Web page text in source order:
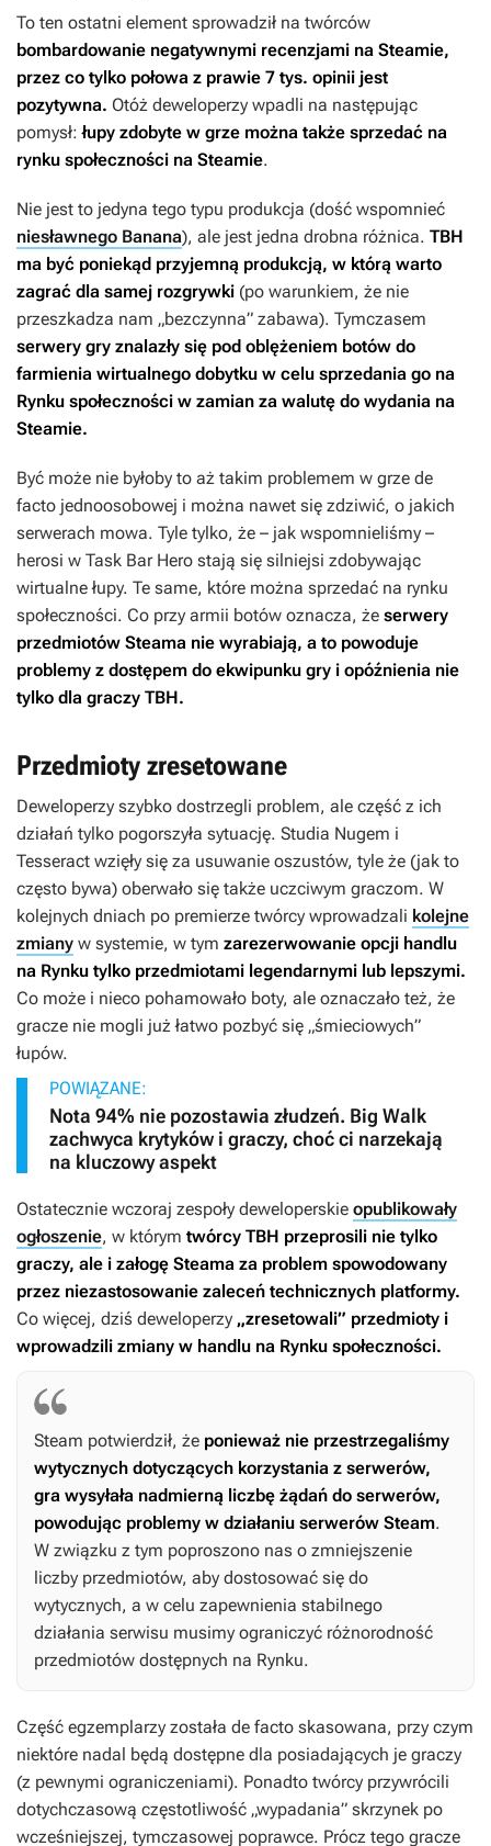
To ten ostatni element sprowadził na twórców
bombardowanie negatywnymi recenzjami na Steamie,
przez co tylko połowa z prawie 7 tys. opinii jest
pozytywna. Otóż deweloperzy wpadli na następując
pomysł:łupy zdobyte w grze można także sprzedać na
rynku społeczności na Steamie.
Nie jest to jedyna tego typu produkcja (dość wspomnieć
niesławnego Banana), ale jest jedna drobna różnica. TBH
ma być poniekąd przyjemną produkcją, w którą warto
zagrać dla samej rozgrywki (po warunkiem, że nie
przeszkadza nam „bezczynna” zabawa). Tymczasem
serwery gry znalazły się pod oblężeniem botów do
farmienia wirtualnego dobytku w celu sprzedania go na
Rynku społeczności w zamian za walutę do wydania na
Steamie.
Być może nie byłoby to aż takim problemem w grze de
facto jednoosobowej i można nawet się zdziwić, o jakich
serwerach mowa. Tyle tylko, że – jak wspomnieliśmy –
herosi w Task Bar Hero stają się silniejsi zdobywając
wirtualne łupy. Te same, które można sprzedać na rynku
społeczności. Co przy armii botów oznacza, że serwery
przedmiotów Steama nie wyrabiają, a to powoduje
problemy z dostępem do ekwipunku gry i opóźnienia nie
tylko dla graczy TBH.
Przedmioty zresetowane
Deweloperzy szybko dostrzegli problem, ale część z ich
działań tylko pogorszyła sytuację. Studia Nugem i
Tesseract wzięły się za usuwanie oszustów, tyle że (jak to
często bywa) oberwało się także uczciwym graczom. W
kolejnych dniach po premierze twórcy wprowadzali kolejne
zmiany w systemie, w tym zarezerwowanie opcji handlu
na Rynku tylko przedmiotami legendarnymi lub lepszymi.
Co może i nieco pohamowało boty, ale oznaczało też, że
gracze nie mogli już łatwo pozbyć się „śmieciowych”
łupów.
POWIĄZANE:
Nota 94% nie pozostawia złudzeń. Big Walk
zachwyca krytyków i graczy, choć ci narzekają
na kluczowy aspekt
Ostatecznie wczoraj zespoły deweloperskie opublikowały
ogłoszenie, w którym twórcy TBH przeprosili nie tylko
graczy, ale i załogę Steama za problem spowodowany
przez niezastosowanie zaleceń technicznych platformy.
Co więcej, dziś deweloperzy „zresetowali” przedmioty i
wprowadzili zmiany w handlu na Rynku społeczności.
Steam potwierdził, że ponieważ nie przestrzegaliśmy
wytycznych dotyczących korzystania z serwerów,
gra wysyłała nadmierną liczbę żądań do serwerów,
powodując problemy w działaniu serwerów Steam.
W związku z tym poproszono nas o zmniejszenie
liczby przedmiotów, aby dostosować się do
wytycznych, a w celu zapewnienia stabilnego
działania serwisu musimy ograniczyć różnorodność
przedmiotów dostępnych na Rynku.
Część egzemplarzy została de facto skasowana, przy czym
niektóre nadal będą dostępne dla posiadających je graczy
(z pewnymi ograniczeniami). Ponadto twórcy przywrócili
dotychczasową częstotliwość „wypadania” skrzynek po
wcześniejszej, tymczasowej poprawce. Prócz tego gracze